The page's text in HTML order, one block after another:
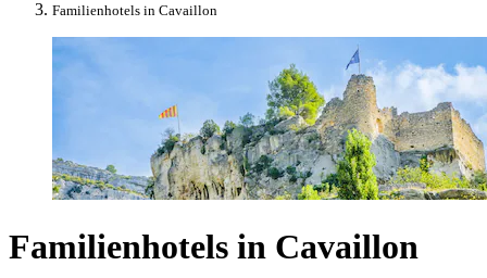
Familienhotels in Cavaillon
Familienhotels in Cavaillon